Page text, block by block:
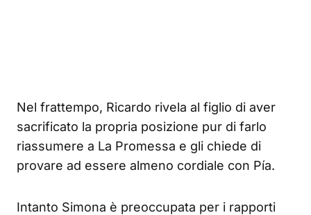
Nel frattempo, Ricardo rivela al figlio di aver
sacrificato la propria posizione pur di farlo
riassumere a La Promessa e gli chiede di
provare ad essere almeno cordiale con Pía.
Intanto Simona è preoccupata per i rapporti